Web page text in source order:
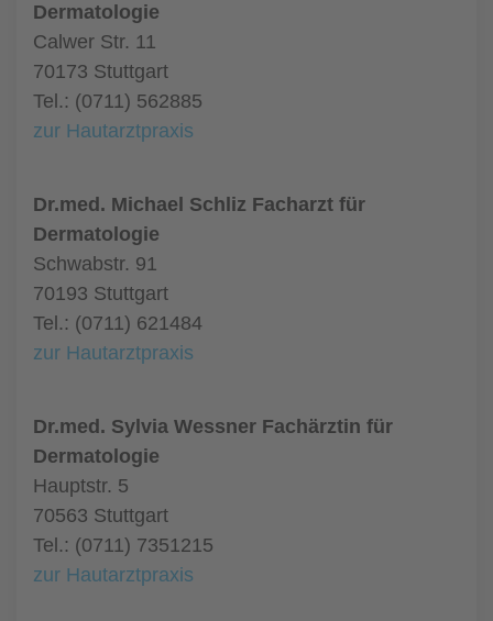
Dermatologie
Calwer Str. 11
70173 Stuttgart
Tel.: (0711) 562885
zur Hautarztpraxis
Dr.med. Michael Schliz Facharzt für
Dermatologie
Schwabstr. 91
70193 Stuttgart
Tel.: (0711) 621484
zur Hautarztpraxis
Dr.med. Sylvia Wessner Fachärztin für
Dermatologie
Hauptstr. 5
70563 Stuttgart
Tel.: (0711) 7351215
zur Hautarztpraxis